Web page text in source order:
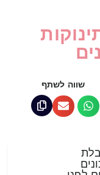
שווה לשתף